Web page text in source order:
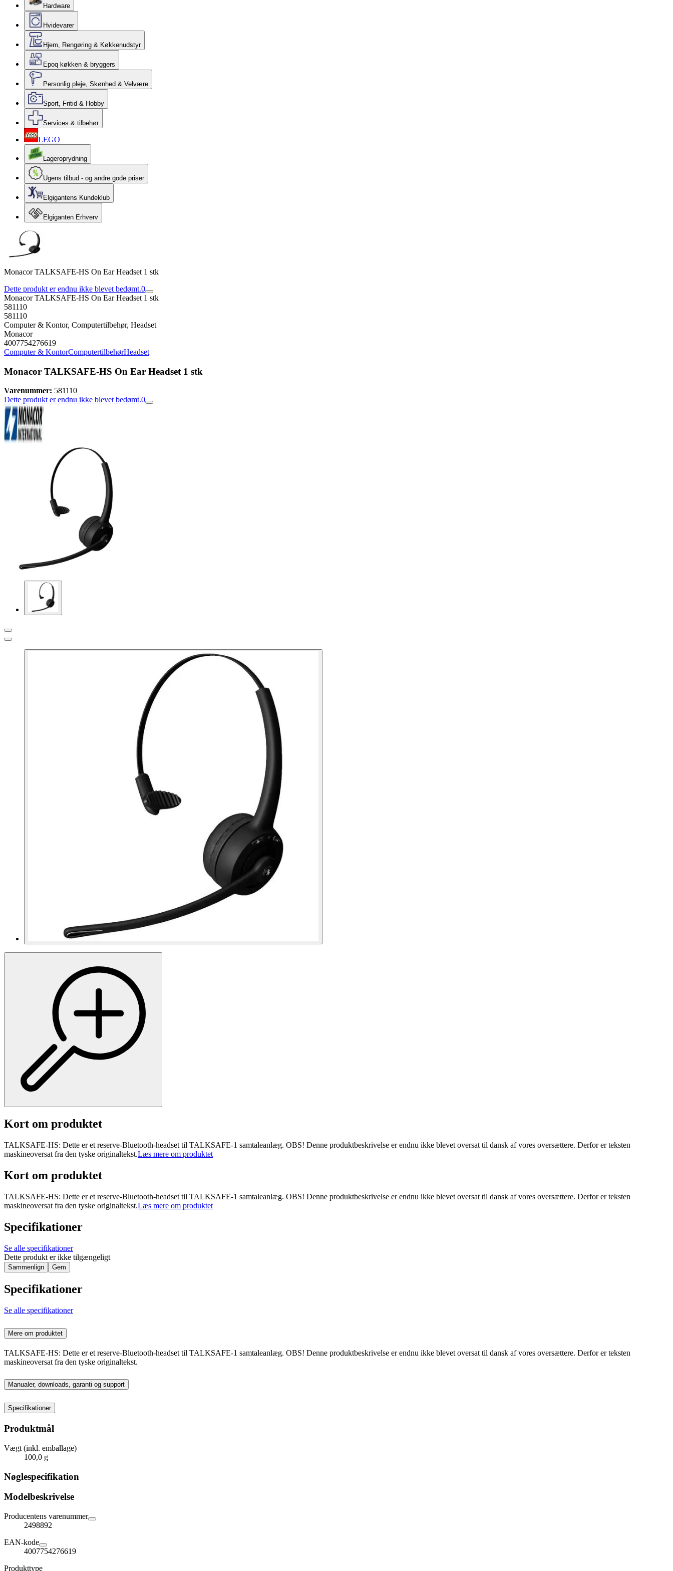
Hardware
Hvidevarer
Hjem, Rengøring & Køkkenudstyr
Epoq køkken & bryggers
Personlig pleje, Skønhed & Velvære
Sport, Fritid & Hobby
Services & tilbehør
LEGO
Lageroprydning
Ugens tilbud - og andre gode priser
Elgigantens Kundeklub
Elgiganten Erhverv
Monacor TALKSAFE-HS On Ear Headset 1 stk
Dette produkt er endnu ikke blevet bedømt.0
Monacor TALKSAFE-HS On Ear Headset 1 stk
581110
581110
Computer & Kontor, Computertilbehør, Headset
Monacor
4007754276619
Computer & KontorComputertilbehørHeadset
Monacor TALKSAFE-HS On Ear Headset 1 stk
Varenummer: 581110
Dette produkt er endnu ikke blevet bedømt.0
Kort om produktet
TALKSAFE-HS: Dette er et reserve-Bluetooth-headset til TALKSAFE-1 samtaleanlæg. OBS! Denne produktbeskrivelse er endnu ikke blevet oversat til dansk af vores oversættere. Derfor er teksten
maskineoversat fra den tyske originaltekst.Læs mere om produktet
Kort om produktet
TALKSAFE-HS: Dette er et reserve-Bluetooth-headset til TALKSAFE-1 samtaleanlæg. OBS! Denne produktbeskrivelse er endnu ikke blevet oversat til dansk af vores oversættere. Derfor er teksten
maskineoversat fra den tyske originaltekst.Læs mere om produktet
Specifikationer
Se alle specifikationer
Dette produkt er ikke tilgængeligt
Sammenlign Gem
Specifikationer
Se alle specifikationer
Mere om produktet
TALKSAFE-HS: Dette er et reserve-Bluetooth-headset til TALKSAFE-1 samtaleanlæg. OBS! Denne produktbeskrivelse er endnu ikke blevet oversat til dansk af vores oversættere. Derfor er teksten
maskineoversat fra den tyske originaltekst.
Manualer, downloads, garanti og support
Specifikationer
Produktmål
Vægt (inkl. emballage)
100,0 g
Nøglespecifikation
Modelbeskrivelse
Producentens varenummer
2498892
EAN-kode
4007754276619
Produkttype